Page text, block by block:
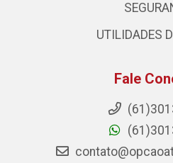
UTILIDADES
Fale